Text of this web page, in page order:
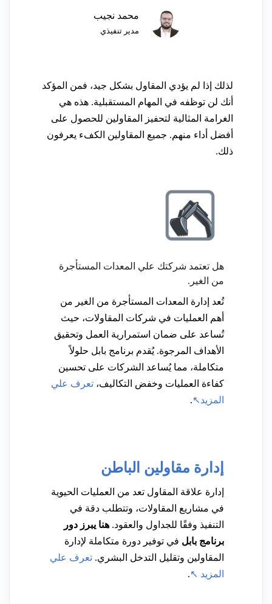
محمد نجيب
مدير تنفيذي
لذلك إذا لم يؤدي المقاول بشكل جيد، فمن المؤكد
أنك لن توظفه في المهام المستقبلية. هذه هي
الغرامة المثالية لتحفيز المقاولين للحصول على
أفضل أداء منهم. جميع المقاولين الكفء يعرفون
ذلك.
هل تعتمد شركتك علي المعدات المستأجرة
من الغير.
تُعد إدارة المعدات المستأجرة من الغير من
أهم العمليات في شركات المقاولات، حيث
تُساعد على ضمان استمرارية العمل وتحقيق
الأهداف المرجوة. يُقدم برنامج بابل حلولاً
متكاملة، مما يُساعد الشركات على تحسين
كفاءة العمليات وخفض التكاليف، تعرف علي
المزيد↖.
إدارة مقاولين الباطن
إدارة علاقة المقاول تعد من العمليات الحيوية
في مشاريع المقاولات، وتتطلب دقة في
التنفيذ وفقًا للجداول والعقود. هنا يبرز دور
برنامج بابل في توفير دورة متكاملة لإدارة
المقاولين وتقليل التدخل البشري. تعرف علي
المزيد ↖.